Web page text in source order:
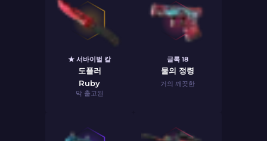
★ 서바이벌 칼
도플러
Ruby
막 출고된
글록 18
물의 정령
거의 깨끗한